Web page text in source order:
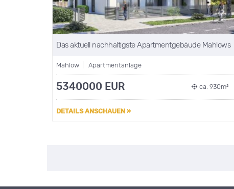
Das aktuell nachhaltigste Apartmentgebäude Mahlows
Mahlow | Apartmentanlage
5340000 EUR ca. 930m²
DETAILS ANSCHAUEN »